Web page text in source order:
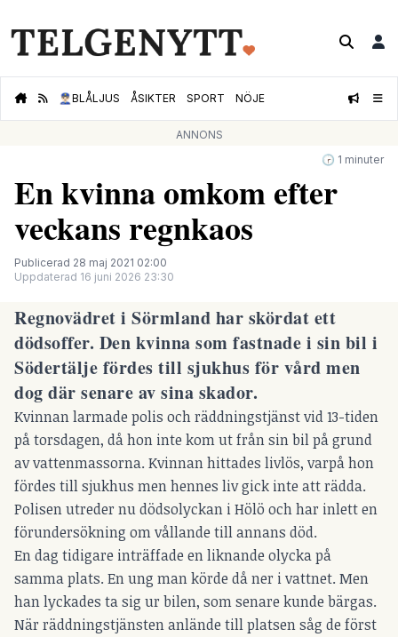
👮🏻‍♂️BLÅLJUS ÅSIKTER SPORT NÖJE
ANNONS
🕝 1 minuter
En kvinna omkom efter
veckans regnkaos
Publicerad 28 maj 2021 02:00
Uppdaterad 16 juni 2026 23:30
Regnovädret i Sörmland har skördat ett
dödsoffer. Den kvinna som fastnade i sin bil i
Södertälje fördes till sjukhus för vård men
dog där senare av sina skador.
Kvinnan larmade polis och räddningstjänst vid 13-tiden
på torsdagen, då hon inte kom ut från sin bil på grund
av vattenmassorna. Kvinnan hittades livlös, varpå hon
fördes till sjukhus men hennes liv gick inte att rädda.
Polisen utreder nu dödsolyckan i Hölö och har inlett en
förundersökning om vållande till annans död.
En dag tidigare inträffade en liknande olycka på
samma plats. En ung man körde då ner i vattnet. Men
han lyckades ta sig ur bilen, som senare kunde bärgas.
När räddningstjänsten anlände till platsen såg de först